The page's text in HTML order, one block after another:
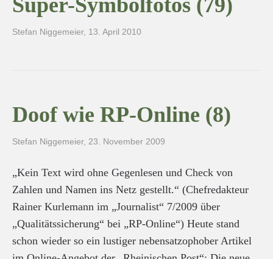
Super-Symbolfotos (79)
Stefan Niggemeier, 13. April 2010
Doof wie RP-Online (8)
Stefan Niggemeier, 23. November 2009
„Kein Text wird ohne Gegenlesen und Check von
Zahlen und Namen ins Netz gestellt.“ (Chefredakteur
Rainer Kurlemann im „Journalist“ 7/2009 über
„Qualitätssicherung“ bei „RP-Online“) Heute stand
schon wieder so ein lustiger nebensatzophober Artikel